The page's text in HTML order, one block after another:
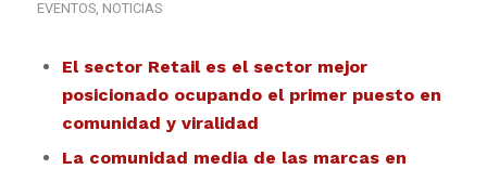
EVENTOS, NOTICIAS
El sector Retail es el sector mejor
posicionado ocupando el primer puesto en
comunidad y viralidad
La comunidad media de las marcas en